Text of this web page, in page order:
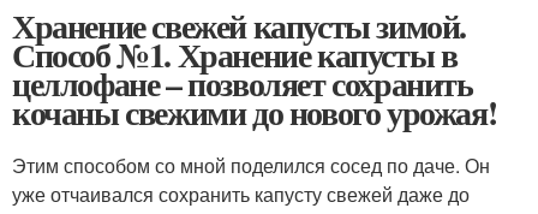
Хранение свежей капусты зимой.
Способ №1. Хранение капусты в
целлофане – позволяет сохранить
кочаны свежими до нового урожая!
Этим способом со мной поделился сосед по даче. Он
уже отчаивался сохранить капусту свежей даже до